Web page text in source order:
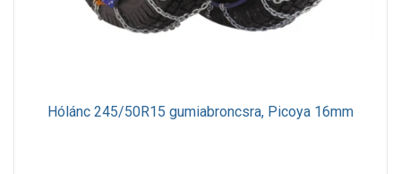
Hólánc 245/50R15 gumiabroncsra, Picoya 16mm